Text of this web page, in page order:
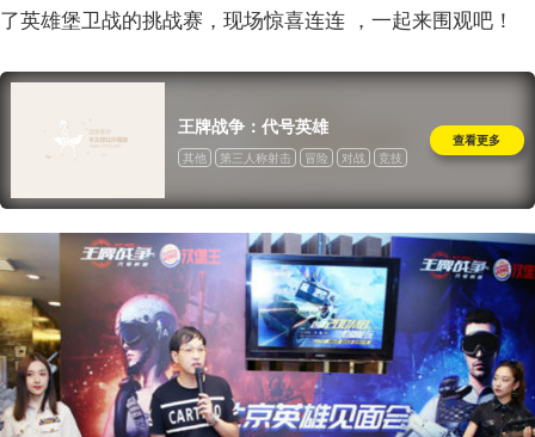
了英雄堡卫战的挑战赛，现场惊喜连连 ，一起来围观吧！
王牌战争：代号英雄
其他 第三人称射击 冒险 对战
竞技
查看更多